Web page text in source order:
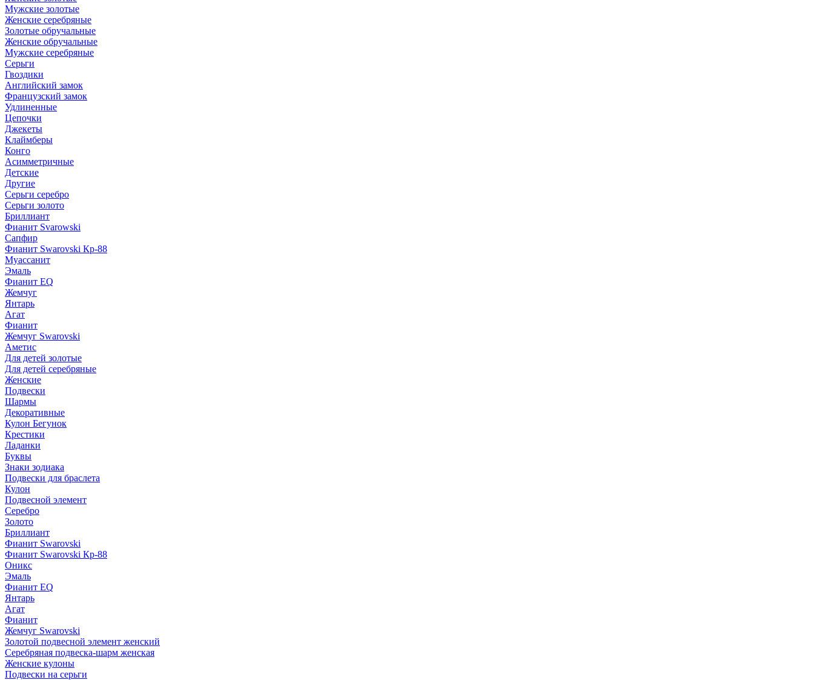
Мужские золотые
Женские серебряные
Золотые обручальные
Женские обручальные
Мужские серебряные
Серьги
Гвоздики
Английский замок
Французский замок
Удлиненные
Цепочки
Джекеты
Клаймберы
Конго
Асимметричные
Детские
Другие
Серьги серебро
Серьги золото
Бриллиант
Фианит Svarowski
Сапфир
Фианит Swarovski Кр-88
Муассанит
Эмаль
Фианит EQ
Жемчуг
Янтарь
Агат
Фианит
Жемчуг Swarovski
Аметис
Для детей золотые
Для детей серебряные
Женские
Подвески
Шармы
Декоративные
Кулон Бегунок
Крестики
Ладанки
Буквы
Знаки зодиака
Подвески для браслета
Кулон
Подвесной элемент
Серебро
Золото
Бриллиант
Фианит Swarovski
Фианит Swarovski Кр-88
Оникс
Эмаль
Фианит EQ
Янтарь
Агат
Фианит
Жемчуг Swarovski
Золотой подвесной элемент женcкий
Серебряная подвеска-шарм женская
Женские кулоны
Подвески на серьги